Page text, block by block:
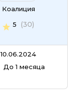
Коалиция
5
(30)
10.06.2024
До 1 месяца